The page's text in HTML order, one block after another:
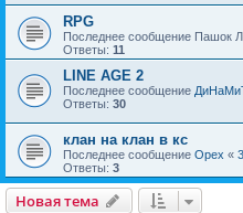
RPG
Последнее сообщение Пашок
Ответы: 11
LINE AGE 2
Последнее сообщение
Ответы: 30
клан на клан в кс
Последнее сообщение Орех «
Ответы: 3
Новая тема